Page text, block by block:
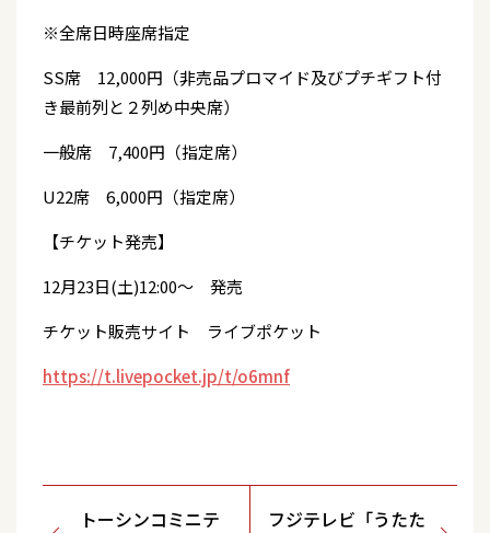
※全席日時座席指定
SS席 12,000円（非売品プロマイド及びプチギフト付
き最前列と２列め中央席）
一般席 7,400円（指定席）
U22席 6,000円（指定席）
【チケット発売】
12月23日(土)12:00～ 発売
チケット販売サイト ライブポケット
https://t.livepocket.jp/t/o6mnf
トーシンコミニテ
フジテレビ「うたた